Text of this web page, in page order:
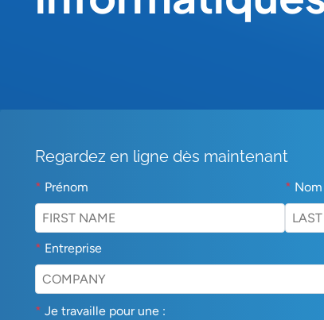
Regardez en ligne dès maintenant
* Prénom *
* Entreprise
* Je travaille pour une :